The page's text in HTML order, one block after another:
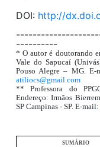
DOI: http://
----------
* O autor é doutorando
Vale do Sapucaí
Pouso Alegre – MG. E-
atiliocs@gmail.com
** Professora do
Endereço: Irmãos
SP Campinas - SP. E-mail:
SUMÁRIO